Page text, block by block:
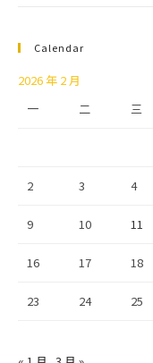
Calendar
2026 年 2 月
一
二 三
2 3 4
9 10 11
16 17 18
23 24 25